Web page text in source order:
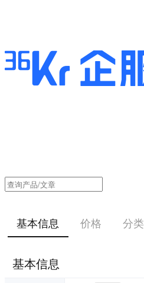
基本信息 价格 分类
基本信息